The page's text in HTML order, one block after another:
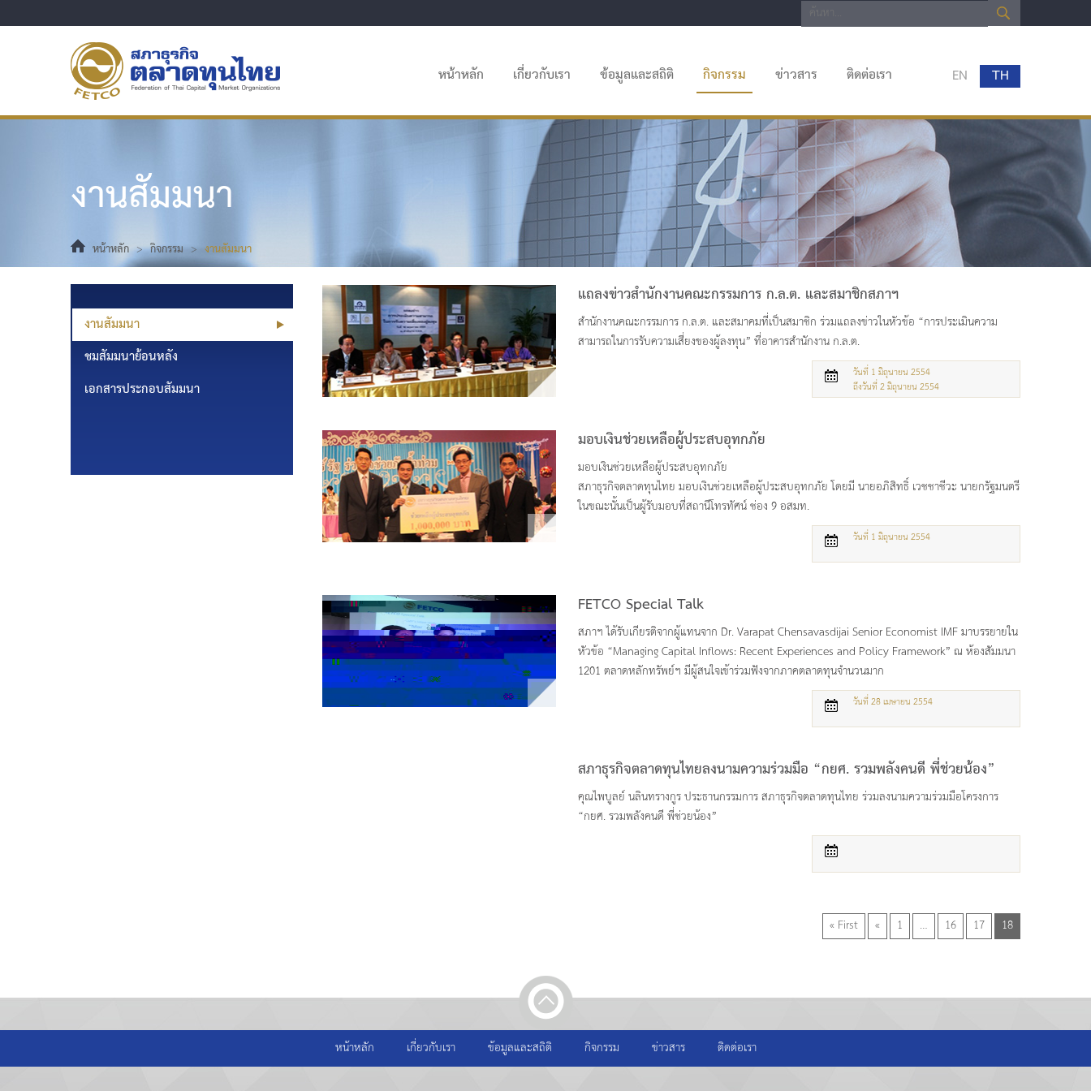
หน้าหลัก เกี่ยวกับเรา ข้อมูลและสถิติ กิจกรรม ข่าวสาร ติดต่อเรา EN TH
งานสัมมนา
ชมสัมมนาย้อนหลัง
เอกสารประกอบสัมมนา
งานสัมมนา
หน้าหลัก>กิจกรรม> งานสัมมนา
แถลงข่าวสำนักงานคณะกรรมการ ก.ล.ต. และสมาชิกสภาฯ
สำนักงานคณะกรรมการ ก.ล.ต. และสมาคมที่เป็นสมาชิก ร่วมแถลงข่าวในหัวข้อ “การประเมินความ
สามารถในการรับความเสี่ยงของผู้ลงทุน” ที่อาคารสำนักงาน ก.ล.ต.
วันที่ 1 มิถุนายน 2554
ถึงวันที่ 2 มิถุนายน 2554
มอบเงินช่วยเหลือผู้ประสบอุทกภัย
มอบเงินช่วยเหลือผู้ประสบอุทกภัย
สภาธุรกิจตลาดทุนไทย มอบเงินช่วยเหลือผู้ประสบอุทกภัย โดยมี นายอภิสิทธิ์ เวชชาชีวะ นายกรัฐมนตรี
ในขณะนั้นเป็นผู้รับมอบที่สถานีโทรทัศน์ ช่อง 9 อสมท.
วันที่ 1 มิถุนายน 2554
FETCO Special Talk
สภาฯ ได้รับเกียรติจากผู้แทนจาก Dr. Varapat Chensavasdijai Senior Economist IMF มาบรรยายใน
หัวข้อ “Managing Capital Inflows: Recent Experiences and Policy Framework” ณ ห้องสัมมนา
1201 ตลาดหลักทรัพย์ฯ มีผู้สนใจเข้าร่วมฟังจากภาคตลาดทุนจำนวนมาก
วันที่ 28 เมษายน 2554
สภาธุรกิจตลาดทุนไทยลงนามความร่วมมือ “กยศ. รวมพลังคนดี พี่ช่วยน้อง”
คุณไพบูลย์ นลินทรางกูร ประธานกรรมการ สภาธุรกิจตลาดทุนไทย ร่วมลงนามความร่วมมือโครงการ
“กยศ. รวมพลังคนดี พี่ช่วยน้อง”
« First « 1 … 16 17 18
หน้าหลัก เกี่ยวกับเรา ข้อมูลและสถิติ กิจกรรม ข่าวสาร ติดต่อเรา